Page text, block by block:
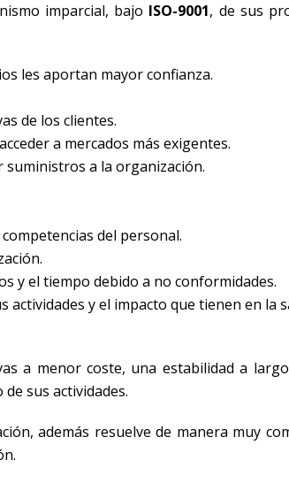
imparcial, bajo ISO-9001, de sus
les aportan mayor confianza.
de los clientes.
a mercados más exigentes.
a la organización.
del personal.
y el tiempo debido a no conformidades.
y el impacto que tienen en la
a menor coste, una estabilidad a
sus actividades.
además resuelve de manera muy